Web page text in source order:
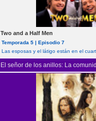
Two and a Half Men
Temporada 5 | Episodio 7
Las esposas y el látigo están en el
El señor de los anillos: La